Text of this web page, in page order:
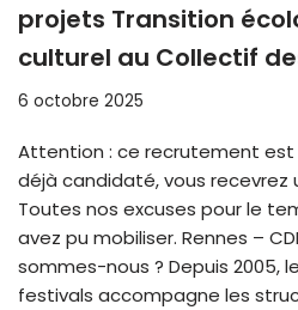
projets Transition
culturel au Collectif
6 octobre 2025
Attention : ce recrutement est
déjà candidaté, vous recevrez
Toutes nos excuses pour le
avez pu mobiliser. Rennes –
sommes-nous ? Depuis 2005,
festivals accompagne les